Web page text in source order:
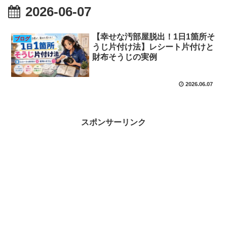
2026-06-07
ブログ
【幸せな汚部屋脱出！1日1箇所そ
うじ片付け法】レシート片付けと
財布そうじの実例
2026.06.07
スポンサーリンク